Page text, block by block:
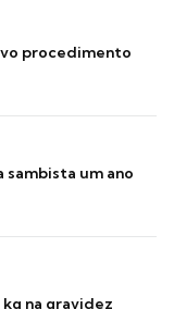
procedimento
sambista um ano
na gravidez